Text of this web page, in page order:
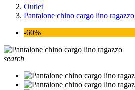
Outlet
Pantalone chino cargo lino ragazzo
-60%
search